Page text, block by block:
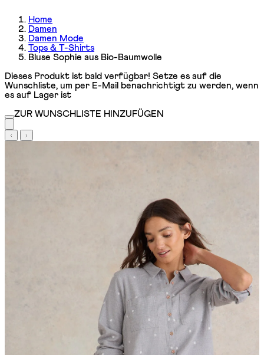
Home
Damen
Damen Mode
Tops & T-Shirts
Bluse Sophie aus Bio-Baumwolle
Dieses Produkt ist bald verfügbar! Setze es auf die
Wunschliste, um per E-Mail benachrichtigt zu werden, wenn
es auf Lager ist
ZUR WUNSCHLISTE HINZUFÜGEN